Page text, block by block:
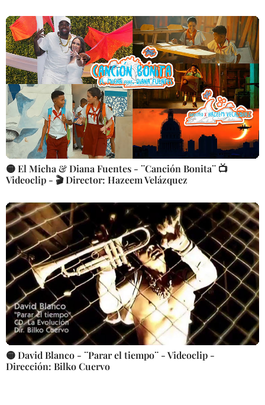
🟡 El Micha & Diana Fuentes - ¨Canción Bonita¨ 📺
Videoclip - 🎬 Director: Hazeem Velázquez
🟡 David Blanco - ¨Parar el tiempo¨ - Videoclip -
Dirección: Bilko Cuervo